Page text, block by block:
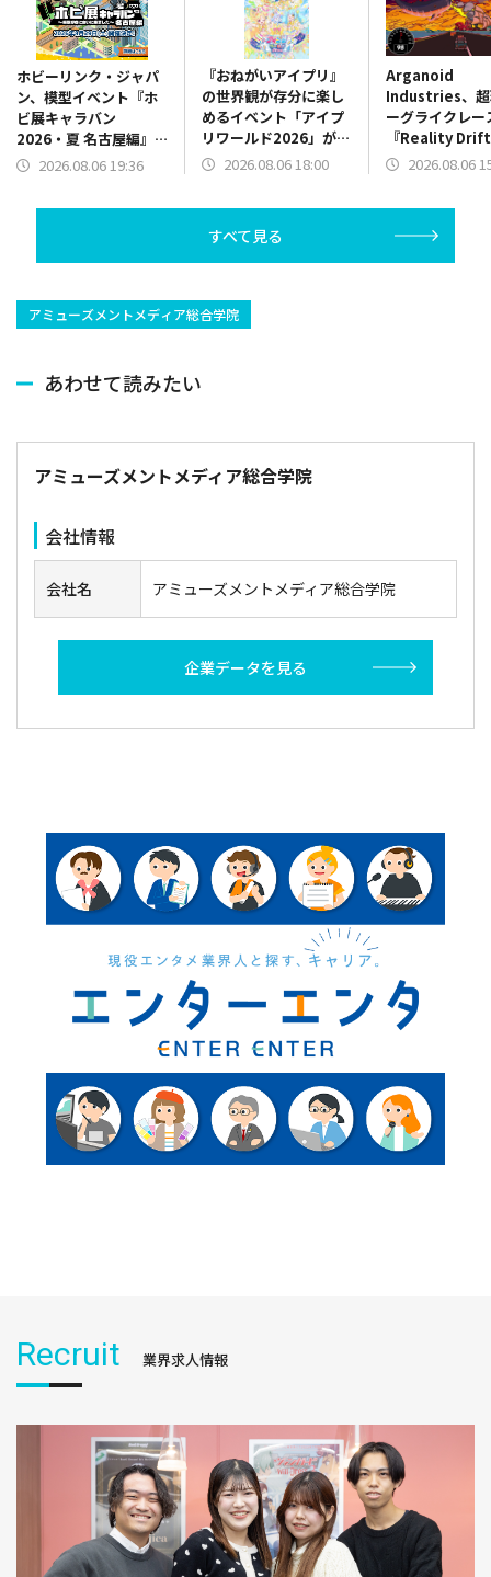
ホビーリンク・ジャパ
ン、模型イベント『ホ
ビ展キャラバン
2026・夏 名古屋編』
を2026年8月29日に開
2026.08.06 19:36
『おねがいアイプリ』
の世界観が存分に楽し
めるイベント「アイプ
リワールド2026」が
10月11日・12日に幕
2026.08.06 18:00
Arganoid
Industries、超
ーグライクレー
『Reality
新デモ版を公開
2026.08.06
すべて見る
アミューズメントメディア総合学院
あわせて読みたい
アミューズメントメディア総合学院
会社情報
会社名 アミューズメントメディア総合学院
企業データを見る
Recruit 業界求人情報